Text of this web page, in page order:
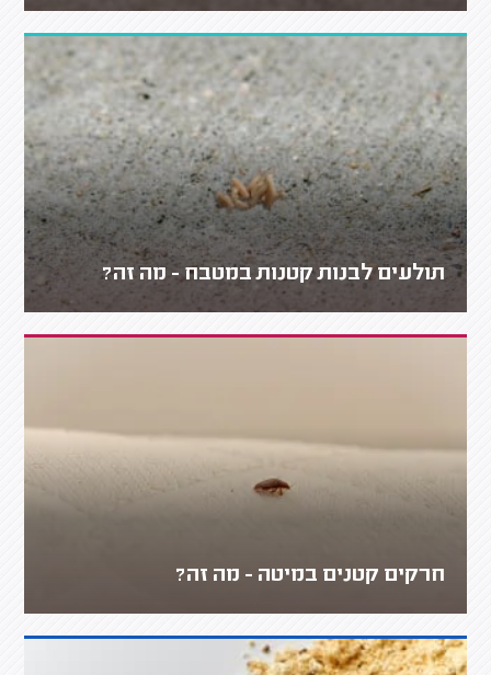
תולעים לבנות קטנות במטבח - מה זה?
חרקים קטנים במיטה - מה זה?